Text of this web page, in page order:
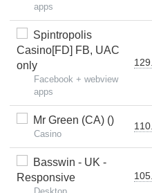
apps
Spintropolis
Casino[FD] FB, UAC
only
Facebook + webview
apps
Mr Green (CA) ()
Casino
Basswin - UK -
Responsive